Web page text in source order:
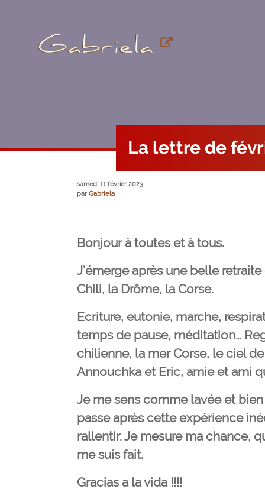
La lettre de
samedi 11 février 2023
par Gabriela
Bonjour à toutes et à tous.
J’émerge après une belle
Chili, la Drôme, la Corse.
Ecriture, eutonie, marche,
temps de pause, méditation…
chilienne, la mer Corse, le ciel
Annouchka et Eric, amie et ami
Je me sens comme lavée et
passe après cette expérience
rallentir. Je mesure ma chance,
me suis fait.
Gracias a la vida !!!!